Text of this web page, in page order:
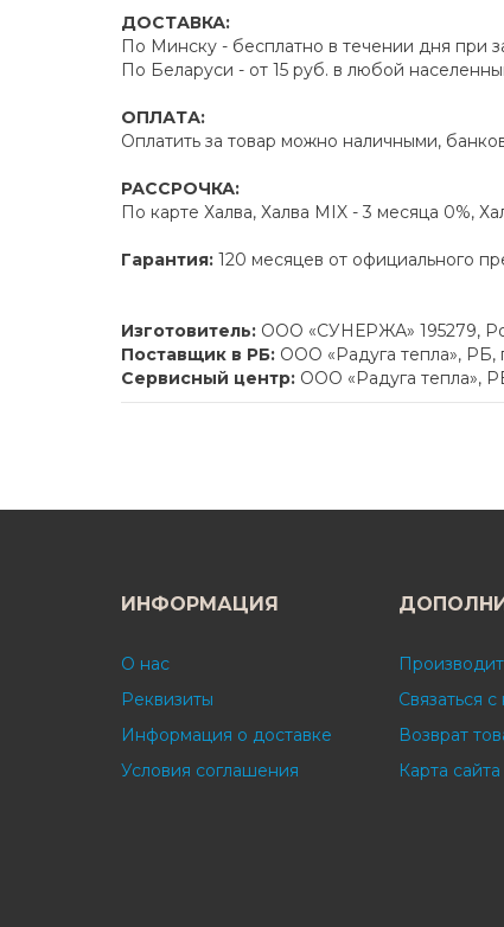
ДОСТАВКА:
По Минску - бесплатно в течении дня при
По Беларуси - от 15 руб. в любой
ОПЛАТА:
Оплатить за товар можно наличными,
РАССРОЧКА:
По карте Халва, Халва MIX - 3 месяца 0%,
Гарантия: 120 месяцев от официального
Изготовитель: ООО «СУНЕРЖА» 195279,
Поставщик в РБ: ООО «Радуга тепла», РБ,
Сервисный центр: ООО «Радуга тепла»,
ИНФОРМАЦИЯ
О нас
Реквизиты
Информация о доставке
Условия соглашения
Связаться
Возврат
Карта сайта